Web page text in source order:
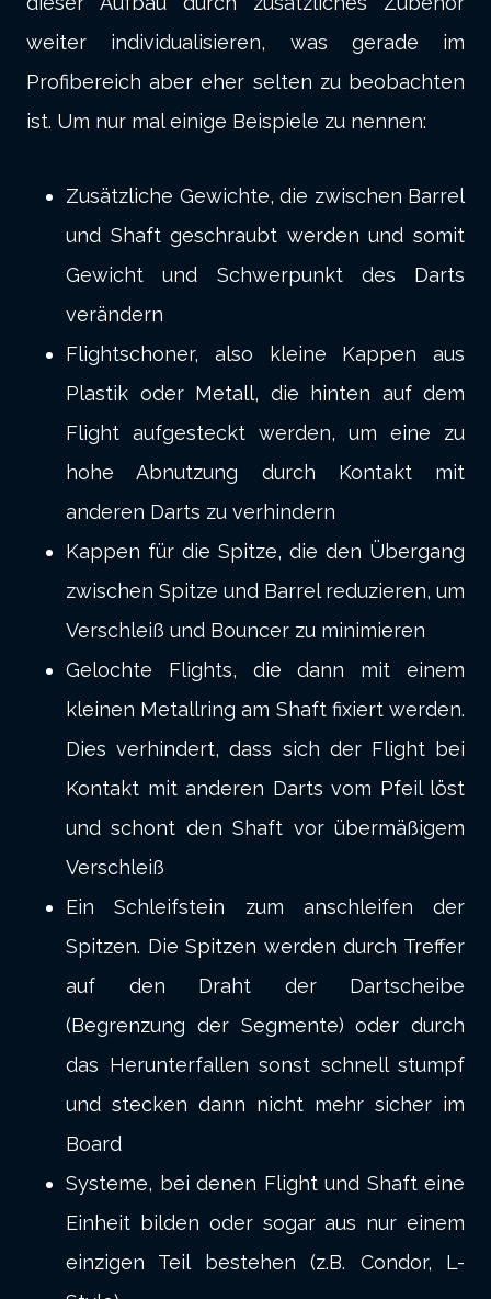
weiter individualisieren, was gerade im
Profibereich aber eher selten zu beobachten
ist. Um nur mal einige Beispiele zu nennen:
Zusätzliche Gewichte, die zwischen Barrel
und Shaft geschraubt werden und somit
Gewicht und Schwerpunkt des Darts
verändern
Flightschoner, also kleine Kappen aus
Plastik oder Metall, die hinten auf dem
Flight aufgesteckt werden, um eine zu
hohe Abnutzung durch Kontakt mit
anderen Darts zu verhindern
Kappen für die Spitze, die den Übergang
zwischen Spitze und Barrel reduzieren, um
Verschleiß und Bouncer zu minimieren
Gelochte Flights, die dann mit einem
kleinen Metallring am Shaft fixiert werden.
Dies verhindert, dass sich der Flight bei
Kontakt mit anderen Darts vom Pfeil löst
und schont den Shaft vor übermäßigem
Verschleiß
Ein Schleifstein zum anschleifen der
Spitzen. Die Spitzen werden durch Treffer
auf den Draht der Dartscheibe
(Begrenzung der Segmente) oder durch
das Herunterfallen sonst schnell stumpf
und stecken dann nicht mehr sicher im
Board
Systeme, bei denen Flight und Shaft eine
Einheit bilden oder sogar aus nur einem
einzigen Teil bestehen (z.B. Condor, L-